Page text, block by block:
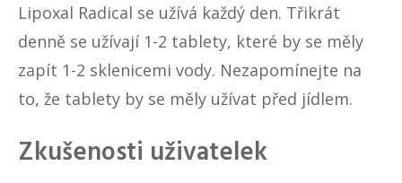
Lipoxal Radical se užívá každý den. Třikrát
denně se užívají 1-2 tablety, které by se měly
zapít 1-2 sklenicemi vody. Nezapomínejte na
to, že tablety by se měly užívat před jídlem.
Zkušenosti uživatelek